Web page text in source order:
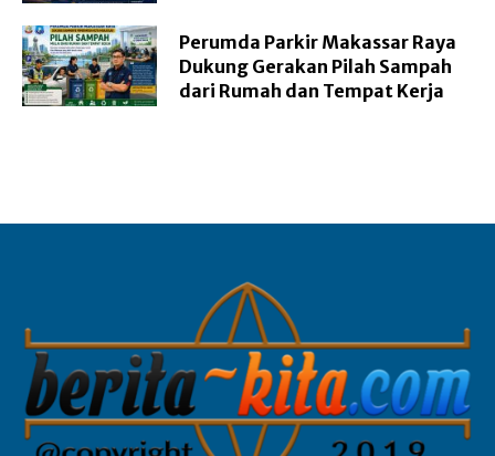
Perumda Parkir Makassar Raya
Dukung Gerakan Pilah Sampah
dari Rumah dan Tempat Kerja